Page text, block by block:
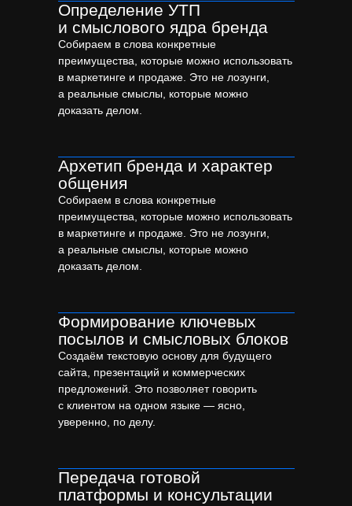
Определение УТП
и смыслового ядра бренда
Собираем в слова конкретные
преимущества, которые можно использовать
в маркетинге и продаже. Это не лозунги,
а реальные смыслы, которые можно
доказать делом.
Архетип бренда и характер
общения
Собираем в слова конкретные
преимущества, которые можно использовать
в маркетинге и продаже. Это не лозунги,
а реальные смыслы, которые можно
доказать делом.
Формирование ключевых
посылов и смысловых блоков
Создаём текстовую основу для будущего
сайта, презентаций и коммерческих
предложений. Это позволяет говорить
с клиентом на одном языке — ясно,
уверенно, по делу.
Передача готовой
платформы и консультации
Примеры бренд-платформ
строительных компаний